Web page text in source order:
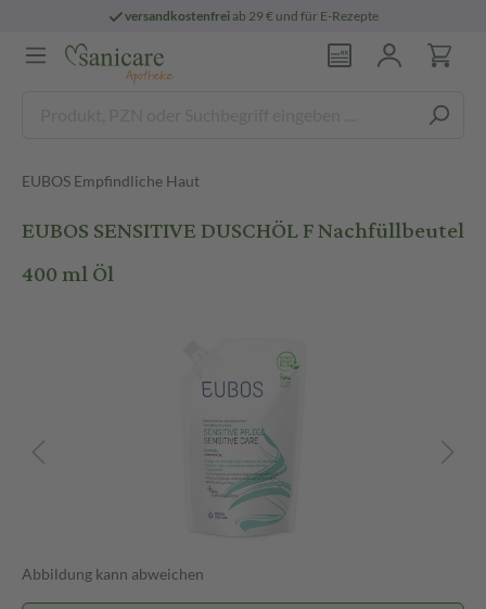
versandkostenfreiab 29 € und für E-Rezepte
EUBOS Empfindliche Haut
EUBOS SENSITIVE DUSCHÖL F Nachfüllbeutel
400 ml Öl
Abbildung kann abweichen